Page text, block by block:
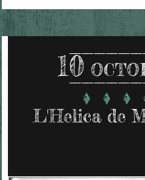
10
L'Helica de